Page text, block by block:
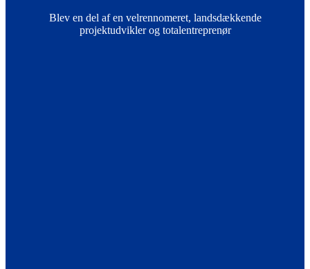
Blev en del af en velrennomeret, landsdækkende
projektudvikler og totalentreprenør